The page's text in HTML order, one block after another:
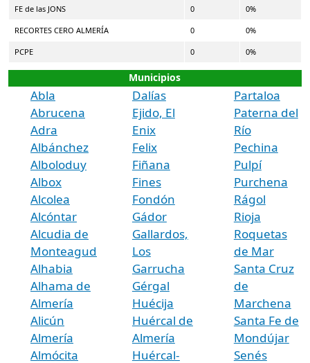
FE de las JONS 0 0%
RECORTES CERO ALMERÍA 0 0%
PCPE 0 0%
Municipios
Abla
Abrucena
Adra
Albánchez
Alboloduy
Albox
Alcolea
Alcóntar
Alcudia de
Monteagud
Alhabia
Alhama de
Almería
Alicún
Almería
Almócita
Dalías
Ejido, El
Enix
Felix
Fiñana
Fines
Fondón
Gádor
Gallardos,
Los
Garrucha
Gérgal
Huécija
Huércal de
Almería
Huércal-
Partaloa
Paterna del
Río
Pechina
Pulpí
Purchena
Rágol
Rioja
Roquetas
de Mar
Santa Cruz
de
Marchena
Santa Fe de
Mondújar
Senés